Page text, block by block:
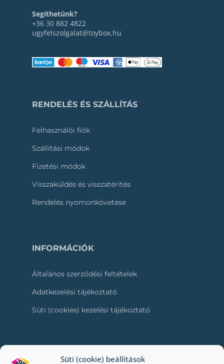
Süti (cookie) beállítások
Segíthetünk?
+36 30 882 4822
ugyfelszolgalat@toybox.hu
RENDELÉS ÉS SZÁLLÍTÁS
Felhasználói fiók
Szállítási módok
Fizetési módok
Visszaküldés és visszatérítés
Rendelés nyomonkövetése
INFORMÁCIÓK
Általános szerződési feltételek
Adatkezelési tájékoztató
Süti (cookies) kezelési tájékoztató
RÓLUNK